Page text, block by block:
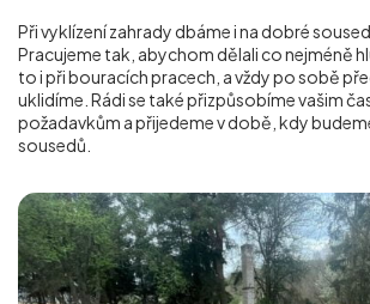
Při vyklízení zahrady dbáme i na dobré
Pracujeme tak, abychom dělali co nejméně
to i při bouracích pracech, a vždy po sobě
uklidíme. Rádi se také přizpůsobíme vašim
požadavkům a přijedeme v době, kdy
sousedů.